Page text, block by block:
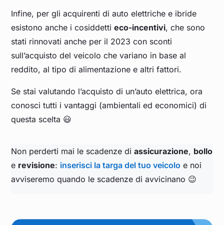
Infine, per gli acquirenti di auto elettriche e ibride
esistono anche i cosiddettieco-incentivi, che sono
stati rinnovati anche per il 2023 con sconti
sull’acquisto del veicolo che variano in base al
reddito, al tipo di alimentazione e altri fattori.
Se stai valutando l’acquisto di un’auto elettrica, ora
conosci tutti i vantaggi (ambientali ed economici) di
questa scelta 😃
Non perderti mai le scadenze diassicurazione, bollo
e revisione: inserisci la targa del tuo veicolo e noi
avviseremo quando le scadenze di avvicinano 😉